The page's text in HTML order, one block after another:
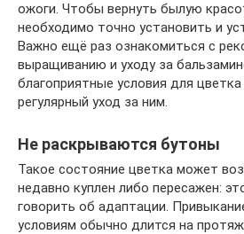
ожоги. Чтобы вернуть былую
необходимо точно установить и
Важно ещё раз ознакомиться с
выращиванию и уходу за
благоприятные условия для
регулярный уход за ним.
Не раскрываются бутоны
Такое состояние цветка может
недавно куплен либо пересажен:
говорить об адаптации.
условиям обычно длится на